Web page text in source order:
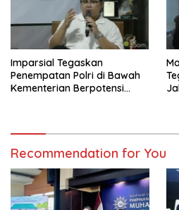
Imparsial Tegaskan
Penempatan Polri di Bawah
Kementerian Berpotensi
Recommendation for You